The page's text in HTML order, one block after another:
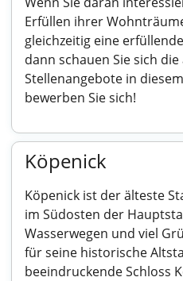
Erfüllen ihrer
gleichzeitig eine
dann schauen Sie sich
Stellenangebote in
bewerben Sie sich!
Köpenick
Köpenick ist der älteste
im Südosten der
Wasserwegen und viel
für seine historische
beeindruckende Schloss